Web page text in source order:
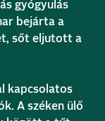
gyógyulás
bejárta a
sőt eljutott a
kapcsolatos
A széken ülő